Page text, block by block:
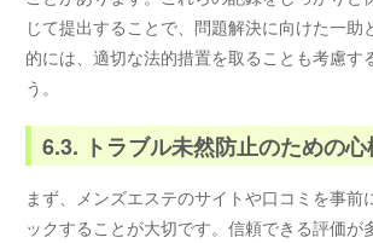
じて提出することで、問題解決に向けた一助
的には、適切な法的措置を取ることも考慮す
う。
6.3. トラブル未然防止のための心
まず、メンズエステのサイトや口コミを事前
ックすることが大切です。信頼できる評価が